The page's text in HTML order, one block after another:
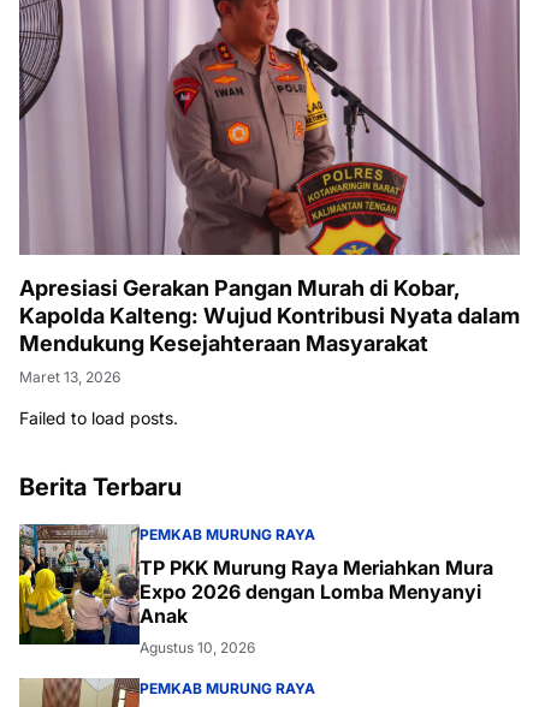
Apresiasi Gerakan Pangan Murah di Kobar,
Kapolda Kalteng: Wujud Kontribusi Nyata dalam
Mendukung Kesejahteraan Masyarakat
Maret 13, 2026
Failed to load posts.
Berita Terbaru
PEMKAB MURUNG RAYA
TP PKK Murung Raya Meriahkan Mura
Expo 2026 dengan Lomba Menyanyi
Anak
Agustus 10, 2026
PEMKAB MURUNG RAYA